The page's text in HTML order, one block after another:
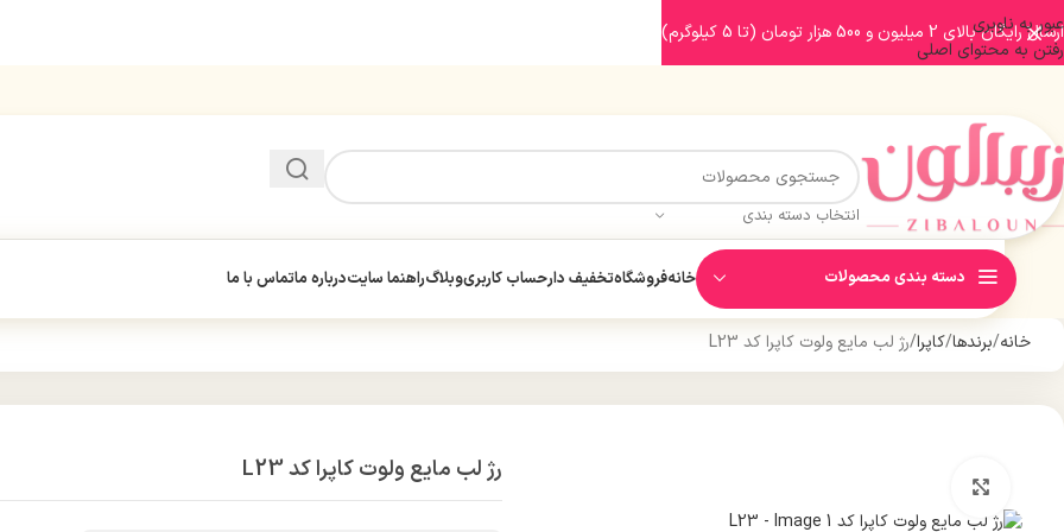
عبور به ناوبری
رفتن به محتوای اصلی
انتخاب دسته بندی
دسته بندی محصولات خانهفروشگاهتخفیف دارحساب کاربریوبلاگراهنما سایتدرباره ماتماس با ما
خانه برندها کاپرا رژ لب مایع ولوت کاپرا کد L23
رژ لب مایع ولوت کاپرا کد L23
ارسال رایگان بالای 2 میلیون و 500 هزار تومان (تا 5 کیلوگرم)